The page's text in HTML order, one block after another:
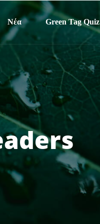
Νέα Green Tag Quiz